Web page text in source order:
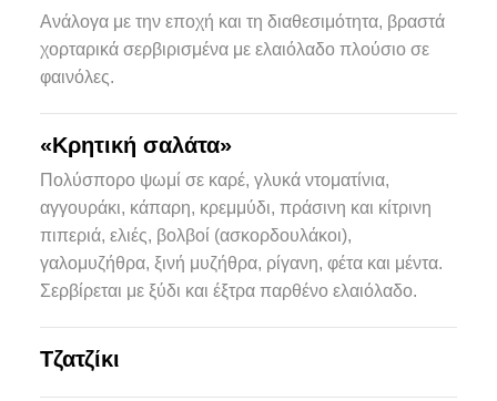
Ανάλογα με την εποχή και τη διαθεσιμότητα, βραστά
χορταρικά σερβιρισμένα με ελαιόλαδο πλούσιο σε
φαινόλες.
«Κρητική σαλάτα»
Πολύσπορο ψωμί σε καρέ, γλυκά ντοματίνια,
αγγουράκι, κάπαρη, κρεμμύδι, πράσινη και κίτρινη
πιπεριά, ελιές, βολβοί (ασκορδουλάκοι),
γαλομυζήθρα, ξινή μυζήθρα, ρίγανη, φέτα και μέντα.
Σερβίρεται με ξύδι και έξτρα παρθένο ελαιόλαδο.
Τζατζίκι